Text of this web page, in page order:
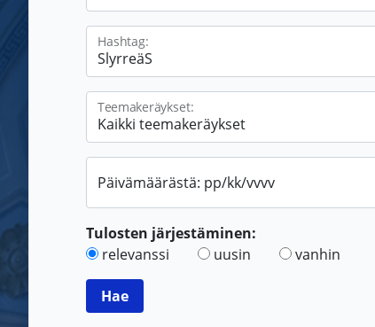
Hashtag:
Teemakeräykset:
Päivämäärästä: pp/kk/vvvv
Tulosten järjestäminen:
relevanssi
uusin vanhin